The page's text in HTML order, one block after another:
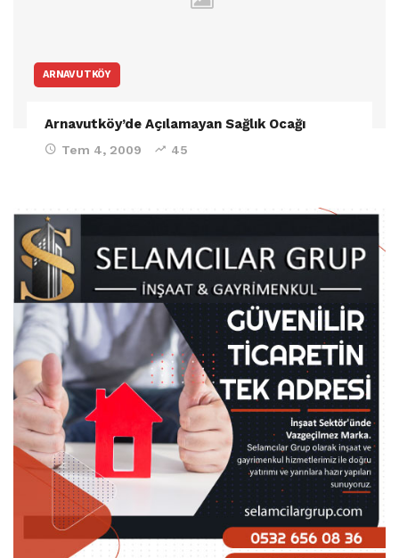
ARNAVUTKÖY
Arnavutköy’de Açılamayan Sağlık Ocağı
Tem 4, 2009 45